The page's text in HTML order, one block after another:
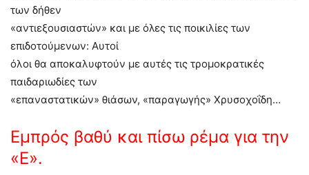
των δήθεν
«αντιεξουσιαστών» και με όλες τις ποικιλίες των
επιδοτούμενων: Αυτοί
όλοι θα αποκαλυφτούν με αυτές τις τρομοκρατικές
παιδαριωδίες των
«επαναστατικών» θιάσων, «παραγωγής» Χρυσοχοΐδη…
Εμπρός βαθύ και πίσω ρέμα για την
«Ε».